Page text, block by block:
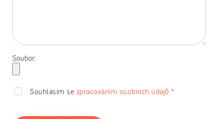
Soubor:
Souhlasím se zpracováním osobních údajů *